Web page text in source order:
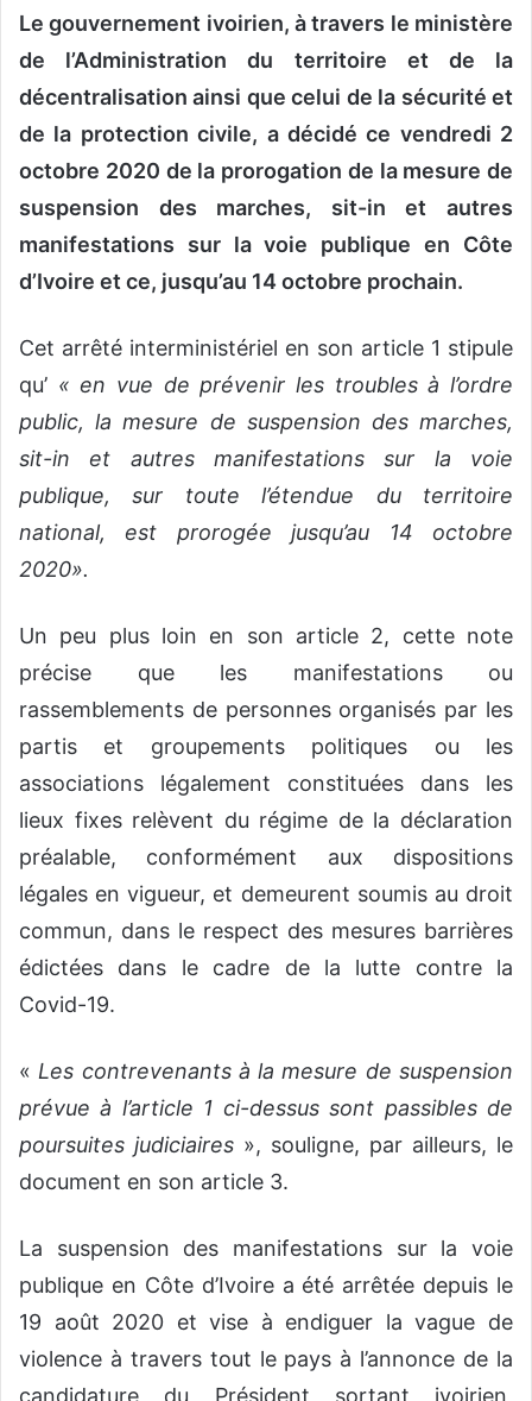
Le gouvernement ivoirien, à travers le ministère
de l’Administration du territoire et de la
décentralisation ainsi que celui de la sécurité et
de la protection civile, a décidé ce vendredi 2
octobre 2020 de la prorogation de la mesure de
suspension des marches, sit-in et autres
manifestations sur la voie publique en Côte
d’Ivoire et ce, jusqu’au 14 octobre prochain.
Cet arrêté interministériel en son article 1 stipule
qu’ « en vue de prévenir les troubles à l’ordre
public, la mesure de suspension des marches,
sit-in et autres manifestations sur la voie
publique, sur toute l’étendue du territoire
national, est prorogée jusqu’au 14 octobre
2020».
Un peu plus loin en son article 2, cette note
précise que les manifestations ou
rassemblements de personnes organisés par les
partis et groupements politiques ou les
associations légalement constituées dans les
lieux fixes relèvent du régime de la déclaration
préalable, conformément aux dispositions
légales en vigueur, et demeurent soumis au droit
commun, dans le respect des mesures barrières
édictées dans le cadre de la lutte contre la
Covid-19.
«Les contrevenants à la mesure de suspension
prévue à l’article 1 ci-dessus sont passibles de
poursuites judiciaires », souligne, par ailleurs, le
document en son article 3.
La suspension des manifestations sur la voie
publique en Côte d’Ivoire a été arrêtée depuis le
19 août 2020 et vise à endiguer la vague de
violence à travers tout le pays à l’annonce de la
candidature du Président sortant ivoirien,